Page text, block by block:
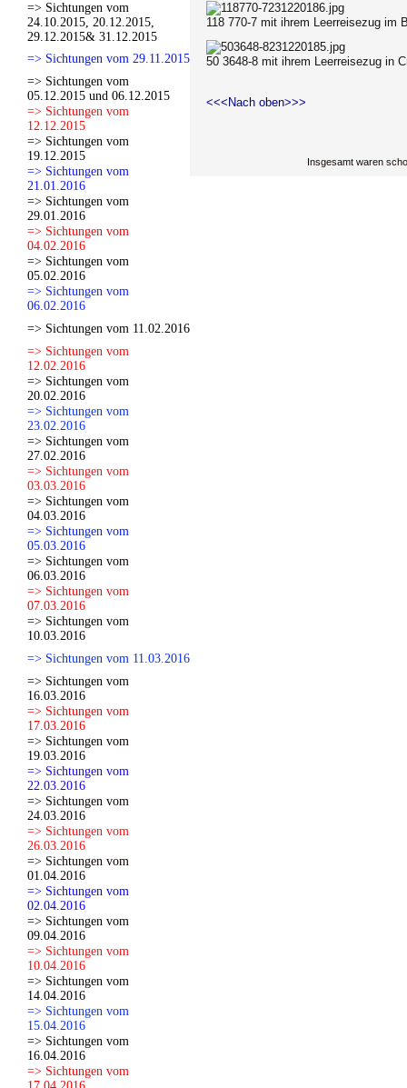
=> Sichtungen vom
24.10.2015, 20.12.2015,
29.12.2015& 31.12.2015
=> Sichtungen vom 29.11.2015
=> Sichtungen vom
05.12.2015 und 06.12.2015
=> Sichtungen vom
12.12.2015
=> Sichtungen vom
19.12.2015
=> Sichtungen vom
21.01.2016
=> Sichtungen vom
29.01.2016
=> Sichtungen vom
04.02.2016
=> Sichtungen vom
05.02.2016
=> Sichtungen vom
06.02.2016
=> Sichtungen vom 11.02.2016
=> Sichtungen vom
12.02.2016
=> Sichtungen vom
20.02.2016
=> Sichtungen vom
23.02.2016
=> Sichtungen vom
27.02.2016
=> Sichtungen vom
03.03.2016
=> Sichtungen vom
04.03.2016
=> Sichtungen vom
05.03.2016
=> Sichtungen vom
06.03.2016
=> Sichtungen vom
07.03.2016
=> Sichtungen vom
10.03.2016
=> Sichtungen vom 11.03.2016
=> Sichtungen vom
16.03.2016
=> Sichtungen vom
17.03.2016
=> Sichtungen vom
19.03.2016
=> Sichtungen vom
22.03.2016
=> Sichtungen vom
24.03.2016
=> Sichtungen vom
26.03.2016
=> Sichtungen vom
01.04.2016
=> Sichtungen vom
02.04.2016
=> Sichtungen vom
09.04.2016
=> Sichtungen vom
10.04.2016
=> Sichtungen vom
14.04.2016
=> Sichtungen vom
15.04.2016
=> Sichtungen vom
16.04.2016
=> Sichtungen vom
118 770-7 mit ihrem Leerreisezug im
50 3648-8 mit ihrem Leerreisezug in
<<<Nach oben>>>
Insgesamt waren